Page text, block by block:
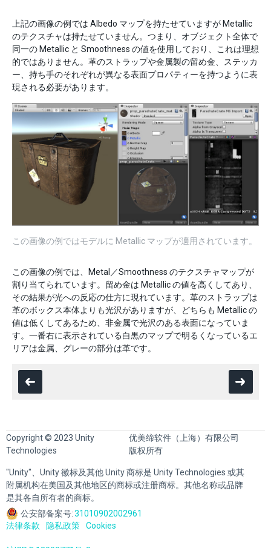
上記の画像の例では Albedo マップを持たせていますが Metallic
のテクスチャは持たせていません。つまり、オブジェクト全体で
同一の Metallic と Smoothness の値を使用しており、これは理想
的ではありません。革のストラップや金属製の留め金、ステッカ
ー、持ち手のそれぞれが異なる表面プロパティーを持つように表
現される必要があります。
この画像の例ではモデルに Metallic マップが適用されています。
この画像の例では、Metal／Smoothness のテクスチャマップが
割り当てられています。留め金は Metallic の値を高くしてあり、
その結果が光への反応の仕方に現れています。革のストラップは
革のボックス本体よりも光沢がありますが、どちらも Metallic の
値は低くしてあるため、非金属で光沢のある表面になっていま
す。一番右に表示されている白黒のマップで明るくなっているエ
リアは金属、グレーの部分は革です。
Copyright © 2023 Unity
Technologies
优美缔软件（上海）有限公司
版权所有
"Unity"、Unity 徽标及其他 Unity 商标是 Unity Technologies 或其
附属机构在美国及其他地区的商标或注册商标。其他名称或品牌
是其各自所有者的商标。
公安部备案号:31010902002961
法律条款
隐私政策 Cookies